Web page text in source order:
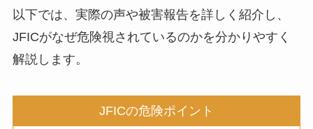
以下では、実際の声や被害報告を詳しく紹介し、
JFICがなぜ危険視されているのかを分かりやすく
解説します。
JFICの危険ポイント